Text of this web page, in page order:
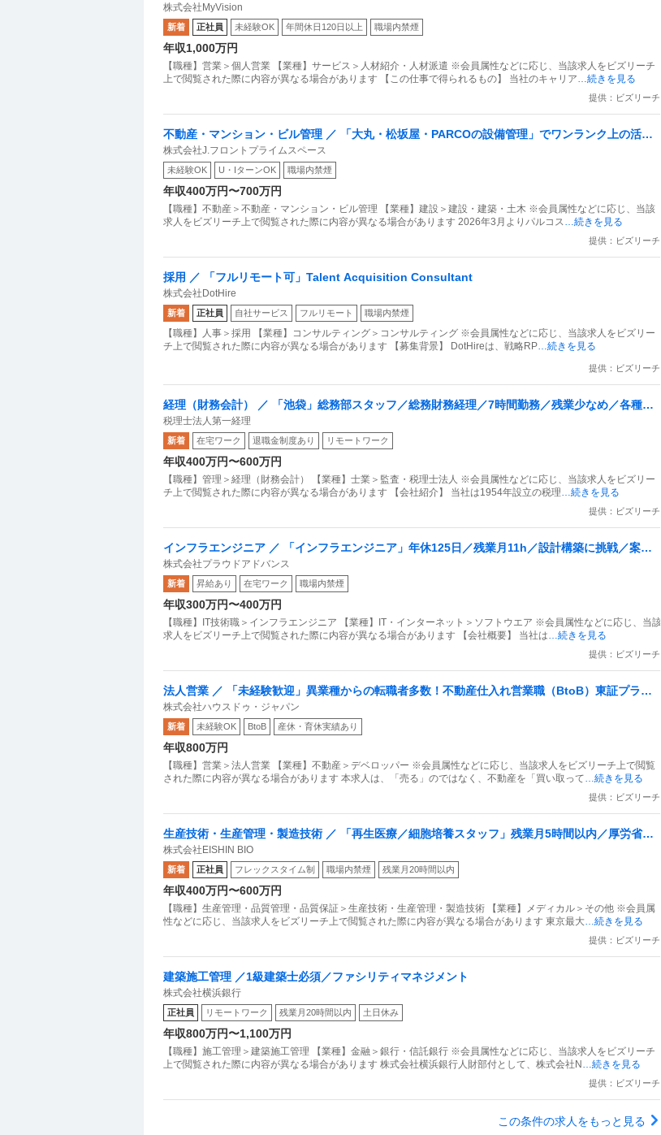
株式会社MyVision
新着 正社員 未経験OK 年間休日120日以上 職場内禁煙
年収1,000万円
【職種】営業＞個人営業 【業種】サービス＞人材紹介・人材派遣 ※会員属性などに応じ、当該求人をビズリーチ
上で閲覧された際に内容が異なる場合があります 【この仕事で得られるもの】 当社のキャリア…続きを見る
提供：ビズリーチ
不動産・マンション・ビル管理 ／ 「大丸・松坂屋・PARCOの設備管理」でワンランク上の活
躍！充実の高待遇で理想のキャリアを築きませんか？
株式会社J.フロントプライムスペース
未経験OK U・IターンOK 職場内禁煙
年収400万円〜700万円
【職種】不動産＞不動産・マンション・ビル管理 【業種】建設＞建設・建築・土木 ※会員属性などに応じ、当該
求人をビズリーチ上で閲覧された際に内容が異なる場合があります 2026年3月よりパルコス…続きを見る
提供：ビズリーチ
採用 ／ 「フルリモート可」Talent Acquisition Consultant
株式会社DotHire
新着 正社員 自社サービス フルリモート 職場内禁煙
【職種】人事＞採用 【業種】コンサルティング＞コンサルティング ※会員属性などに応じ、当該求人をビズリー
チ上で閲覧された際に内容が異なる場合があります 【募集背景】 DotHireは、戦略RP…続きを見る
提供：ビズリーチ
経理（財務会計） ／ 「池袋」総務部スタッフ／総務財務経理／7時間勤務／残業少なめ／各種手
当充実
税理士法人第一経理
新着 在宅ワーク 退職金制度あり リモートワーク
年収400万円〜600万円
【職種】管理＞経理（財務会計） 【業種】士業＞監査・税理士法人 ※会員属性などに応じ、当該求人をビズリー
チ上で閲覧された際に内容が異なる場合があります 【会社紹介】 当社は1954年設立の税理…続きを見る
提供：ビズリーチ
インフラエンジニア ／ 「インフラエンジニア」年休125日／残業月11h／設計構築に挑戦／案件
により在宅可／サーバーサイドエンジニア
株式会社プラウドアドバンス
新着 昇給あり 在宅ワーク 職場内禁煙
年収300万円〜400万円
【職種】IT技術職＞インフラエンジニア 【業種】IT・インターネット＞ソフトウエア ※会員属性などに応じ、当該
求人をビズリーチ上で閲覧された際に内容が異なる場合があります 【会社概要】 当社は…続きを見る
提供：ビズリーチ
法人営業 ／ 「未経験歓迎」異業種からの転職者多数！不動産仕入れ営業職（BtoB）東証プライ
ム上場グループ残業月平均10h未満・年休128日以上可
株式会社ハウスドゥ・ジャパン
新着 未経験OK BtoB 産休・育休実績あり
年収800万円
【職種】営業＞法人営業 【業種】不動産＞デベロッパー ※会員属性などに応じ、当該求人をビズリーチ上で閲覧
された際に内容が異なる場合があります 本求人は、「売る」のではなく、不動産を「買い取って…続きを見る
提供：ビズリーチ
生産技術・生産管理・製造技術 ／ 「再生医療／細胞培養スタッフ」残業月5時間以内／厚労省認
可の最新CPF／風通しの良い環境で再生医療の細胞加工・保管
株式会社EISHIN BIO
新着 正社員 フレックスタイム制 職場内禁煙 残業月20時間以内
年収400万円〜600万円
【職種】生産管理・品質管理・品質保証＞生産技術・生産管理・製造技術 【業種】メディカル＞その他 ※会員属
性などに応じ、当該求人をビズリーチ上で閲覧された際に内容が異なる場合があります 東京最大…続きを見る
提供：ビズリーチ
建築施工管理 ／1級建築士必須／ファシリティマネジメント
株式会社横浜銀行
正社員 リモートワーク 残業月20時間以内 土日休み
年収800万円〜1,100万円
【職種】施工管理＞建築施工管理 【業種】金融＞銀行・信託銀行 ※会員属性などに応じ、当該求人をビズリーチ
上で閲覧された際に内容が異なる場合があります 株式会社横浜銀行人財部付として、株式会社N …続きを見る
提供：ビズリーチ
この条件の求人をもっと見る